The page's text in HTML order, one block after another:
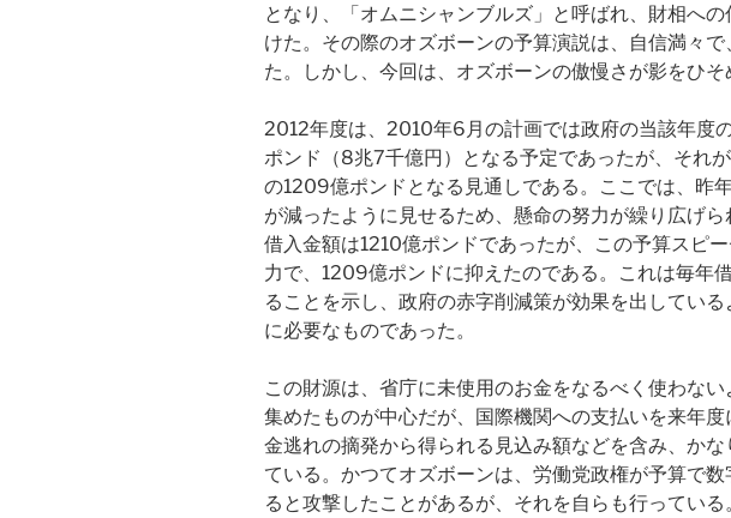
となり、「オムニシャンブルズ」と呼ばれ、財相へ
けた。その際のオズボーンの予算演説は、自信満々で
た。しかし、今回は、オズボーンの傲慢さが影をひそ
2012年度は、2010年6月の計画では政府の当該年度
ポンド（8兆7千億円）となる予定であったが、それ
の1209億ポンドとなる見通しである。ここでは、昨
が減ったように見せるため、懸命の努力が繰り広げ
借入金額は1210億ポンドであったが、この予算スピ
力で、1209億ポンドに抑えたのである。これは毎年
ることを示し、政府の赤字削減策が効果を出してい
に必要なものであった。
この財源は、省庁に未使用のお金をなるべく使わない
集めたものが中心だが、国際機関への支払いを来年
金逃れの摘発から得られる見込み額などを含み、か
ている。かつてオズボーンは、労働党政権が予算で
ると攻撃したことがあるが、それを自らも行っている